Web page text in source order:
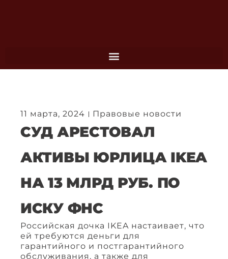
11 марта, 2024 Правовые новости
СУД АРЕСТОВАЛ
АКТИВЫ ЮРЛИЦА IKEA
НА 13 МЛРД РУБ. ПО
ИСКУ ФНС
Российская дочка IKEA настаивает, что
ей требуются деньги для
гарантийного и постгарантийного
обслуживания, а также для